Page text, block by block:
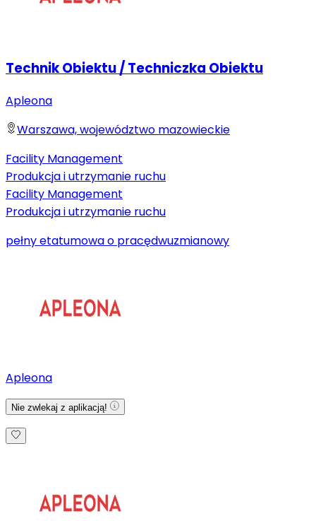
Technik Obiektu / Techniczka Obiektu
Apleona
Warszawa, województwo mazowieckie
Facility Management
Produkcja i utrzymanie ruchu
Facility Management
Produkcja i utrzymanie ruchu
pełny etatumowa o pracędwuzmianowy
Apleona
Nie zwlekaj z aplikacją!